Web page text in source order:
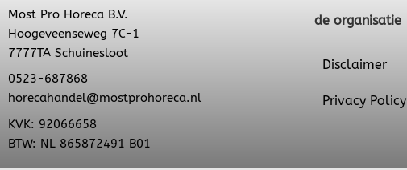
Most Pro Horeca B.V.
Hoogeveenseweg 7C-1
7777TA Schuinesloot
0523-687868
horecahandel@mostprohoreca.nl
KVK: 92066658
BTW: NL 865872491 B01
de organisatie
Disclaimer
Privacy Policy